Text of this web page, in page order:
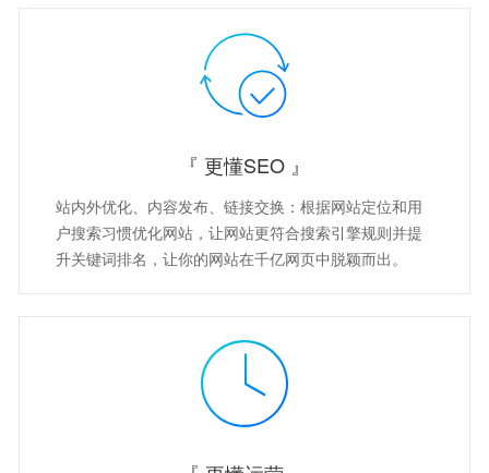
『 更懂SEO 』
站内外优化、内容发布、链接交换：根据网站定位和用
户搜索习惯优化网站，让网站更符合搜索引擎规则并提
升关键词排名，让你的网站在千亿网页中脱颖而出。